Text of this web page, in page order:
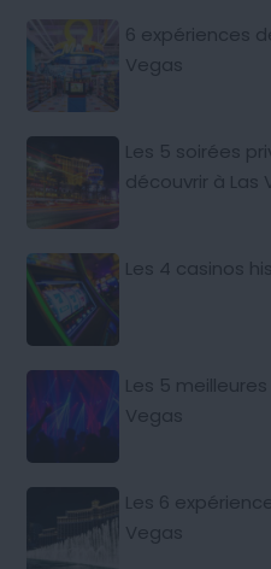
6 expériences
Vegas
Les 5 soirées
découvrir à Las
Les 4 casinos
Les 5
Vegas
Les 6
Vegas